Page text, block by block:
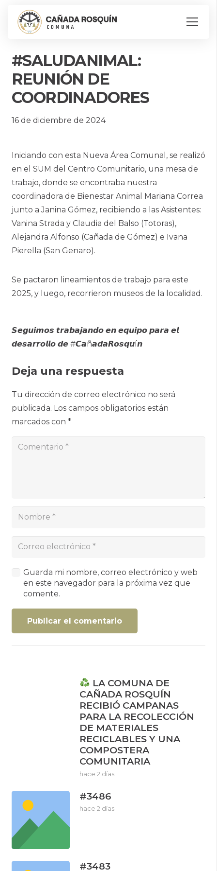
#SALUDANIMAL:
REUNIÓN DE
COORDINADORES
16 de diciembre de 2024
Iniciando con esta Nueva Área Comunal, se realizó
en el SUM del Centro Comunitario, una mesa de
trabajo, donde se encontraba nuestra
coordinadora de Bienestar Animal Mariana Correa
junto a Janina Gómez, recibiendo a las Asistentes:
Vanina Strada y Claudia del Balso (Totoras),
Alejandra Alfonso (Cañada de Gómez) e Ivana
Pierella (San Genaro).
Se pactaron lineamientos de trabajo para este
2025, y luego, recorrieron museos de la localidad.
𝙎𝙚𝙜𝙪𝙞𝙢𝙤𝙨 𝙩𝙧𝙖𝙗𝙖𝙟𝙖𝙣𝙙𝙤 𝙚𝙣 𝙚𝙦𝙪𝙞𝙥𝙤 𝙥𝙖𝙧𝙖 𝙚𝙡
𝙙𝙚𝙨𝙖𝙧𝙧𝙤𝙡𝙡𝙤 𝙙𝙚 #𝘾𝙖ñ𝙖𝙙𝙖𝙍𝙤𝙨𝙦𝙪í𝙣
Deja una respuesta
Tu dirección de correo electrónico no será
publicada. Los campos obligatorios están
marcados con *
Guarda mi nombre, correo electrónico y web
en este navegador para la próxima vez que
comente.
Publicar el comentario
LA COMUNA DE
CAÑADA ROSQUÍN
RECIBIÓ CAMPANAS
PARA LA RECOLECCIÓN
DE MATERIALES
RECICLABLES Y UNA
COMPOSTERA
COMUNITARIA
hace 2 días
#3486
hace 2 días
#3483